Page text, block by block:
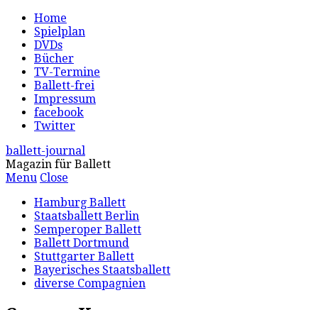
Home
Spielplan
DVDs
Bücher
TV-Termine
Ballett-frei
Impressum
facebook
Twitter
ballett-journal
Magazin für Ballett
Menu Close
Hamburg Ballett
Staatsballett Berlin
Semperoper Ballett
Ballett Dortmund
Stuttgarter Ballett
Bayerisches Staatsballett
diverse Compagnien